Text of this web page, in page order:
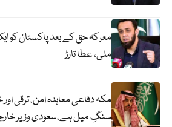
معرکہ حق کے بعد پاکستان کو
ملی، عطا تارڑ
مکہ دفاعی معاہدہ امن، ترقی
سنگِ میل ہے،سعودی وزیر